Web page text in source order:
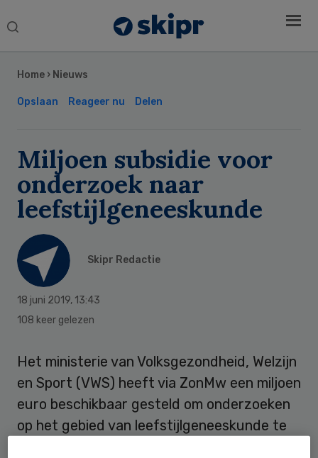
Search
Home › Nieuws
Opslaan Reageer nu Delen
Miljoen subsidie voor
onderzoek naar
leefstijlgeneeskunde
Skipr Redactie
18 juni 2019, 13:43
108 keer gelezen
Het ministerie van Volksgezondheid, Welzijn
en Sport (VWS) heeft via ZonMw een miljoen
euro beschikbaar gesteld om onderzoeken
op het gebied van leefstijlgeneeskunde te
Sidebar